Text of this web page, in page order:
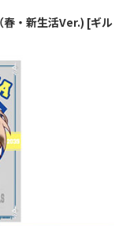
春・新生活Ver.) [ギル